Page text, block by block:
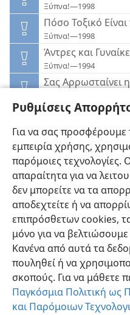
Ρυθμίσεις
Για να σας προσφέρουμε
εμπειρία χρήσης,
παρόμοιες τεχνολογίες.
απαραίτητα για να
δεν μπορείτε να τα
αποδεχτείτε ή να
επιπρόσθετων cookies,
μόνο για να
Κανένα από αυτά τα
πουληθεί ή να
σκοπούς. Για να μάθετε
Παγκόσμια Πολιτική ως
και Παρόμοιων
Ξύπνα!—1998
Πόσο Τοξικό Είναι
Ξύπνα!—1998
Άντρες και
Ξύπνα!—1994
Σας Αρρωσταίνει
Βρήκαμε το
Η Σκοπιά Αναγγέλει
Τι Μπορείτε να
Ξύπνα!—1983
Ελληνική
Copyright© 2026 Watch Tower
Όροι Χρήσης Πολιτική